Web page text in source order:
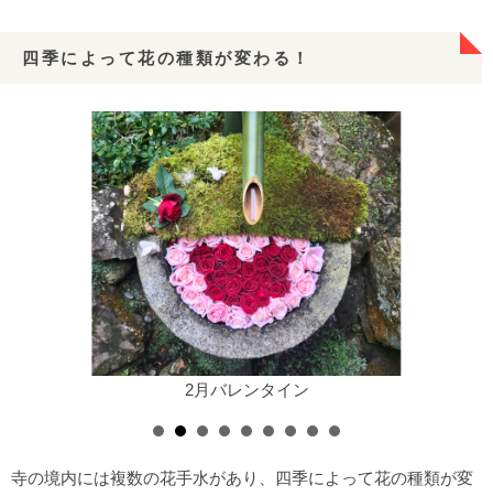
四季によって花の種類が変わる！
2月バレンタイン粉雪
寺の境内には複数の花手水があり、四季によって花の種類が変